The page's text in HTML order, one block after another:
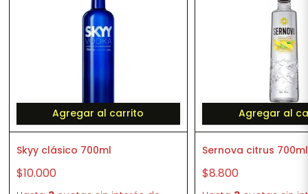
Agregar al carrito
Skyy clásico 700ml
$10.000
Agregar al
Sernova citrus 700ml
$8.800